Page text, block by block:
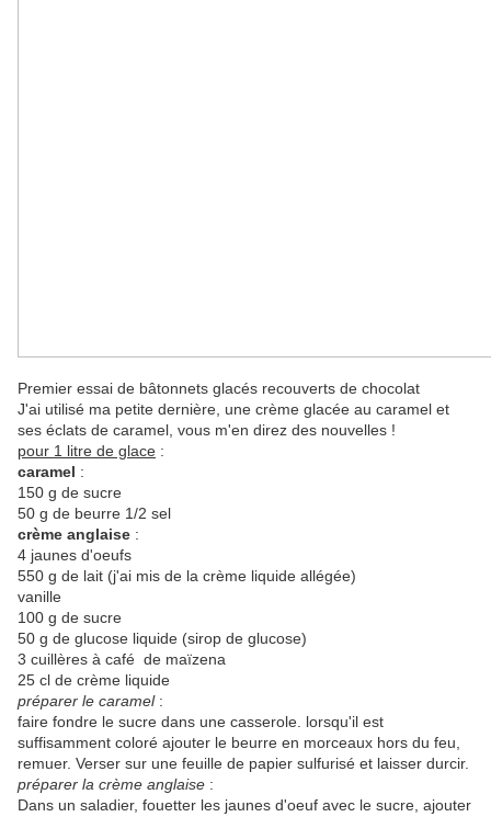
Premier essai de bâtonnets glacés recouverts de chocolat
J'ai utilisé ma petite dernière, une crème glacée au caramel et
ses éclats de caramel, vous m'en direz des nouvelles !
pour 1 litre de glace :
caramel :
150 g de sucre
50 g de beurre 1/2 sel
crème anglaise :
4 jaunes d'oeufs
550 g de lait (j'ai mis de la crème liquide allégée)
vanille
100 g de sucre
50 g de glucose liquide (sirop de glucose)
3 cuillères à café de maïzena
25 cl de crème liquide
préparer le caramel:
faire fondre le sucre dans une casserole. lorsqu'il est
suffisamment coloré ajouter le beurre en morceaux hors du feu,
remuer. Verser sur une feuille de papier sulfurisé et laisser durcir.
préparer la crème anglaise :
Dans un saladier, fouetter les jaunes d'oeuf avec le sucre, ajouter